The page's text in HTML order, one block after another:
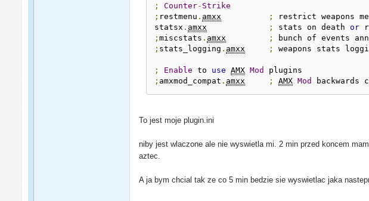
; Counter- Strike
; restmenu . amxx ;
restrict weapons
statsx . amxx ; stats on death or
;miscstats . amxx ; bunch of events
; stats_logging . amxx ; weapons stats
; Enable to use AMX Mod
; amxmod_compat . amxx ; AMX Mod
To jest moje plugin.ini
niby jest wlaczone ale nie wyswietla mi. 2 min przed koncem
aztec.
A ja bym chcial tak ze co 5 min bedzie sie wyswietlac jaka